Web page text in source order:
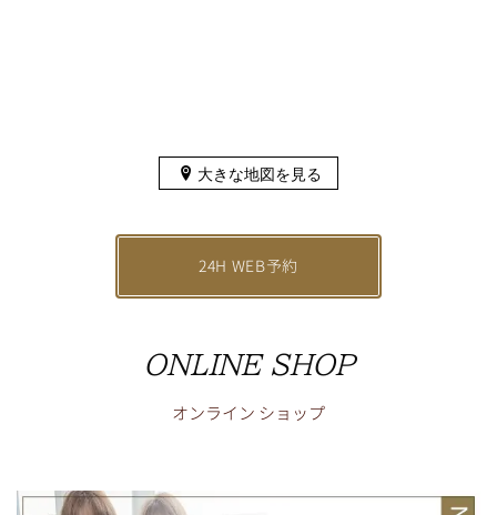
大きな地図を見る
24H WEB予約
ONLINE SHOP
オンライン ショップ